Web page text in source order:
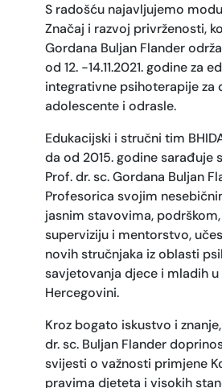
S radošću najavljujemo
Značaj i razvoj privrženosti,
Gordana Buljan Flander
od 12. -14.11.2021. godine za
integrativne psihoterapije za
adolescente i odrasle.
Edukacijski i stručni tim
da od 2015. godine sarađuje
Prof. dr. sc. Gordana Buljan
Profesorica svojim
jasnim stavovima,
superviziju i mentorstvo,
novih stručnjaka iz oblasti
savjetovanja djece i mladih u
Hercegovini.
Kroz bogato iskustvo i
dr. sc. Buljan Flander
svijesti o važnosti primjene
pravima djeteta i visokih